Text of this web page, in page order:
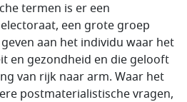
termen is er een
een grote groep
aan het individu waar het
en gezondheid en die gelooft
van rijk naar arm. Waar het
postmaterialistische vragen,